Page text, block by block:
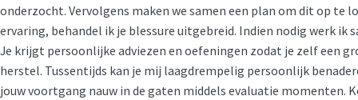
onderzocht. Vervolgens maken we samen een plan om dit op te
ervaring, behandel ik je blessure uitgebreid. Indien nodig werk ik
Je krijgt persoonlijke adviezen en oefeningen zodat je zelf een
herstel. Tussentijds kan je mij laagdrempelig persoonlijk
jouw voortgang nauw in de gaten middels evaluatie momenten.